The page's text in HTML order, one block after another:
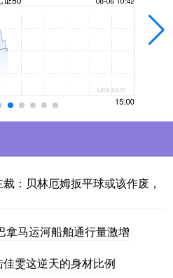
：贝林厄姆扳平球或该作废，
拿马运河船舶通行量激增
雯这逆天的身材比例